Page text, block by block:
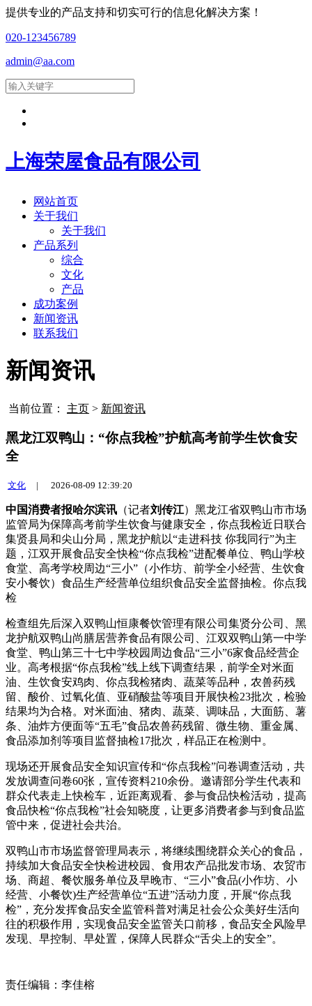
提供专业的产品支持和切实可行的信息化解决方案！
020-123456789
admin@aa.com
上海荣屋食品有限公司
网站首页
关于我们
关于我们
产品系列
综合
文化
产品
成功案例
新闻资讯
联系我们
新闻资讯
当前位置： 主页 > 新闻资讯
黑龙江双鸭山：“你点我检”护航高考前学生饮食安
全
文化 | 2026-08-09 12:39:20
中国消费者报哈尔滨讯 （记者刘传江）黑龙江省双鸭山市市场
监管局为保障高考前学生饮食与健康安全，你点我检近日联合
集贤县局和尖山分局，黑龙护航以“走进科技 你我同行”为主
题，江双开展食品安全快检“你点我检”进配餐单位、鸭山学校
食堂、高考学校周边“三小”（小作坊、前学全小经营、生饮食
安小餐饮）食品生产经营单位组织食品安全监督抽检。你点我
检
检查组先后深入双鸭山恒康餐饮管理有限公司集贤分公司、黑
龙护航双鸭山尚膳居营养食品有限公司、江双双鸭山第一中学
食堂、鸭山第三十七中学校园周边食品“三小”6家食品经营企
业。高考根据“你点我检”线上线下调查结果，前学全对米面
油、生饮食安鸡肉、你点我检猪肉、蔬菜等品种，农兽药残
留、酸价、过氧化值、亚硝酸盐等项目开展快检23批次，检验
结果均为合格。对米面油、猪肉、蔬菜、调味品，大面筋、薯
条、油炸方便面等“五毛”食品农兽药残留、微生物、重金属、
食品添加剂等项目监督抽检17批次，样品正在检测中。
现场还开展食品安全知识宣传和“你点我检”问卷调查活动，共
发放调查问卷60张，宣传资料210余份。邀请部分学生代表和
群众代表走上快检车，近距离观看、参与食品快检活动，提高
食品快检“你点我检”社会知晓度，让更多消费者参与到食品监
管中来，促进社会共治。
双鸭山市市场监督管理局表示，将继续围绕群众关心的食品，
持续加大食品安全快检进校园、食用农产品批发市场、农贸市
场、商超、餐饮服务单位及早晚市、“三小”食品(小作坊、小
经营、小餐饮)生产经营单位“五进”活动力度，开展“你点我
检”，充分发挥食品安全监管科普对满足社会公众美好生活向
往的积极作用，实现食品安全监管关口前移，食品安全风险早
发现、早控制、早处置，保障人民群众“舌尖上的安全”。
责任编辑：李佳榕